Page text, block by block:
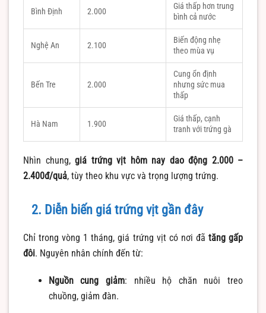
Bình Định 2.000
Giá thấp hơn trung
bình cả nước
Nghệ An 2.100
Biến động nhẹ
theo mùa vụ
Bến Tre 2.000
Cung ổn định
nhưng sức mua
thấp
Hà Nam 1.900
Giá thấp, cạnh
tranh với trứng gà
Nhìn chung, giá trứng vịt hôm nay dao động 2.000 –
2.400đ/quả, tùy theo khu vực và trọng lượng trứng.
2. Diễn biến giá trứng vịt gần đây
Chỉ trong vòng 1 tháng, giá trứng vịt có nơi đã tăng gấp
đôi. Nguyên nhân chính đến từ:
Nguồn cung giảm: nhiều hộ chăn nuôi treo
chuồng, giảm đàn.